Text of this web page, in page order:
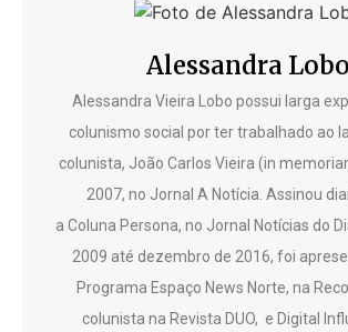
Alessandra Lobo
Alessandra Vieira Lobo possui larga
colunismo social por ter trabalhado ao
colunista, João Carlos Vieira (in
2007, no Jornal A Notícia. Assinou
a Coluna Persona, no Jornal Notícias do
2009 até dezembro de 2016, foi
Programa Espaço News Norte, na
colunista na Revista DUO, e Digital